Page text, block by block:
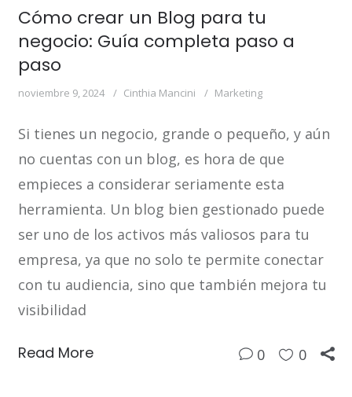
Cómo crear un Blog para tu
negocio: Guía completa paso a
paso
noviembre 9, 2024 Cinthia Mancini Marketing
Si tienes un negocio, grande o pequeño, y aún
no cuentas con un blog, es hora de que
empieces a considerar seriamente esta
herramienta. Un blog bien gestionado puede
ser uno de los activos más valiosos para tu
empresa, ya que no solo te permite conectar
con tu audiencia, sino que también mejora tu
visibilidad
Read More 0 0